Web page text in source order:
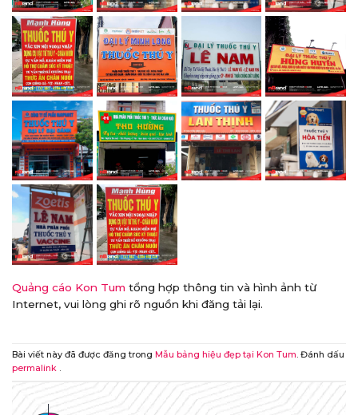
Quảng cáo Kon Tum tổng hợp thông tin và hình ảnh từ
Internet, vui lòng ghi rõ nguồn khi đăng tải lại.
Bài viết này đã được đăng trong Mẫu bảng hiệu đẹp tại Kon Tum. Đánh dấu
permalink .